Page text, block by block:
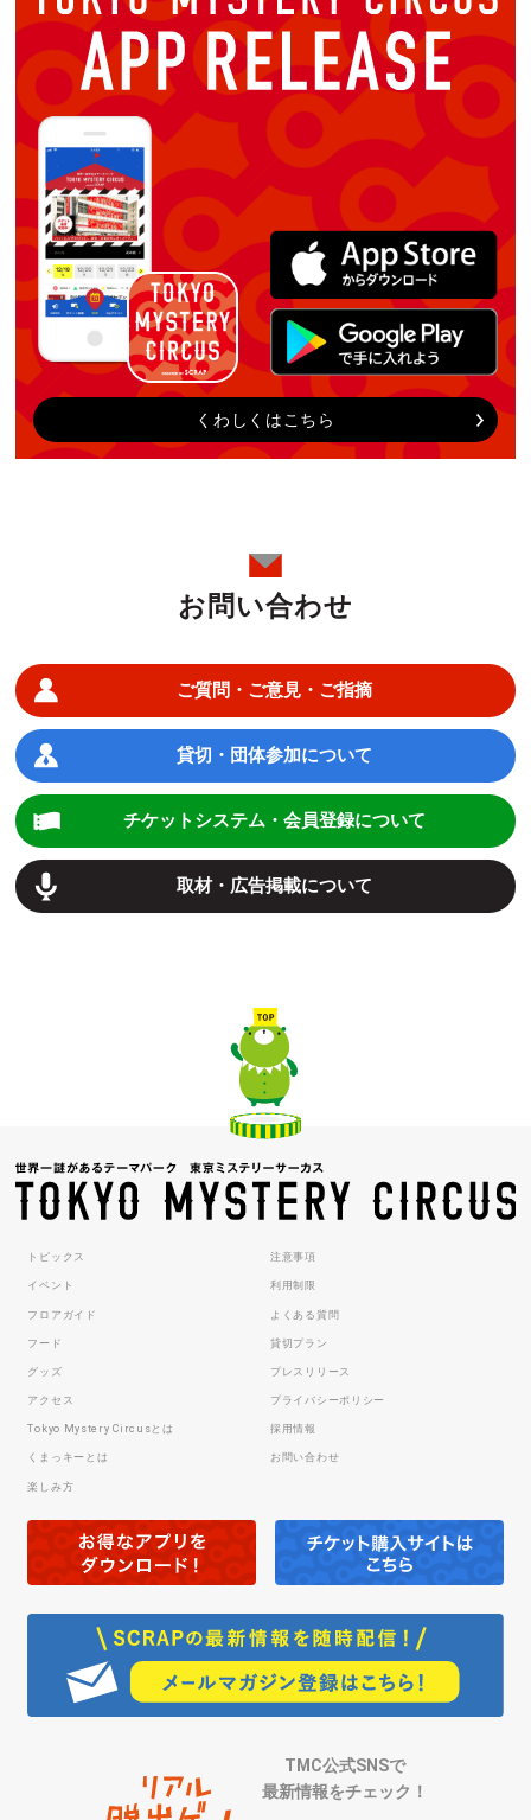
くわしくはこちら
お問い合わせ
ご質問・ご意見・ご指摘
貸切・団体参加について
チケットシステム・会員登録について
取材・広告掲載について
トピックス
イベント
フロアガイド
フード
グッズ
アクセス
Tokyo Mystery Circusとは
くまっキーとは
楽しみ方
注意事項
利用制限
よくある質問
貸切プラン
プレスリリース
プライバシーポリシー
採用情報
お問い合わせ
TMC公式SNSで
最新情報をチェック！